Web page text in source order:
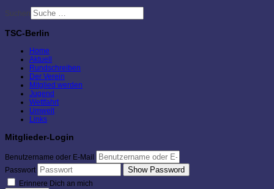
Suchen
TSC-Berlin
Home
Aktuell
Rundschreiben
Der Verein
Mitglied werden
Jugend
Wettfahrt
Umwelt
Links
Mitglieder-Login
Benutzername oder E-Mail
Passwort
Show Password
Erinnere Dich an mich